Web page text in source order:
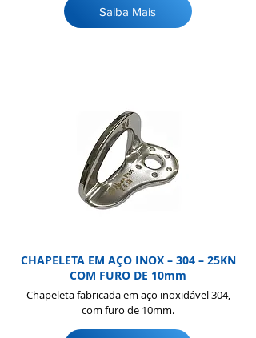
Saiba Mais
CHAPELETA EM AÇO INOX – 304 – 25KN
COM FURO DE 10mm
Chapeleta fabricada em aço inoxidável 304,
com furo de 10mm.